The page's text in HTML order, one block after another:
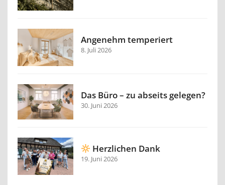
Angenehm temperiert
8. Juli 2026
Das Büro – zu abseits gelegen?
30. Juni 2026
Herzlichen Dank
19. Juni 2026